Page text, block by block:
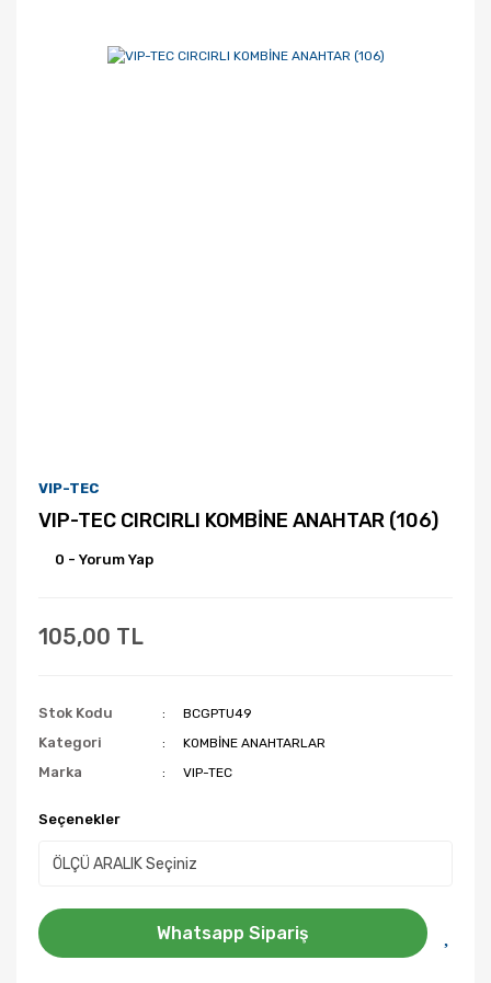
VIP-TEC
VIP-TEC CIRCIRLI KOMBİNE ANAHTAR (106)
0 - Yorum Yap
105,00 TL
Stok Kodu BCGPTU49
Kategori KOMBİNE ANAHTARLAR
Marka VIP-TEC
Seçenekler
Whatsapp Sipariş